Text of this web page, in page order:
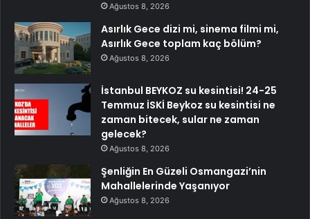
Ağustos 8, 2026
Asırlık Gece dizi mi, sinema filmi mi,
Asırlık Gece toplam kaç bölüm?
Ağustos 8, 2026
İstanbul BEYKOZ su kesintisi! 24-25
Temmuz İSKİ Beykoz su kesintisi ne
zaman bitecek, sular ne zaman
gelecek?
Ağustos 8, 2026
Şenliğin En Güzeli Osmangazi’nin
Mahallelerinde Yaşanıyor
Ağustos 8, 2026